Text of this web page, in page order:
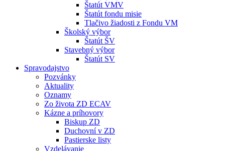
Štatút VMV
Štatút fondu misie
Tlačivo žiadosti z Fondu VM
Školský výbor
Štatút ŠV
Stavebný výbor
Štatút SV
Spravodajstvo
Pozvánky
Aktuality
Oznamy
Zo života ZD ECAV
Kázne a príhovory
Biskup ZD
Duchovní v ZD
Pastierske listy
Vzdelávanie